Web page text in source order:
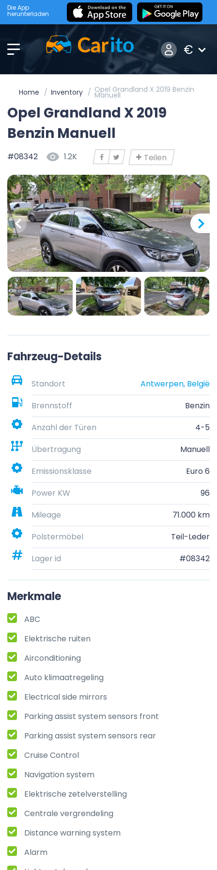
Die App
herunterladen
€
Home Inventory Opel Grandland X 2019 Benzin
Manuell
Opel Grandland X 2019
Benzin Manuell
#08342 1.2K Teilen
Fahrzeug-Details
Standort
Antwerpen, België
Brennstoff
Benzin
Anzahl der Türen
4-5
Übertragung
Manuell
Emissionsklasse
Euro 6
Power KW
96
Mileage
71.000 km
Polstermöbel
Teil-Leder
Lager id
#08342
Merkmale
ABC
Elektrische ruiten
Airconditioning
Auto klimaatregeling
Electrical side mirrors
Parking assist system sensors front
Parking assist system sensors rear
Cruise Control
Navigation system
Elektrische zetelverstelling
Centrale vergrendeling
Distance warning system
Alarm